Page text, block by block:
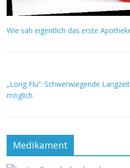
Wie sah eigentlich das erste
„Long Flu“: Schwerwiegende
möglich
Medikament